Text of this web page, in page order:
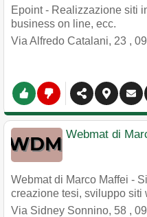
Epoint - Realizzazione siti
business on line, ecc.
Via Alfredo Catalani, 23 ,
Webmat di
Webmat di Marco Maffei -
creazione tesi, sviluppo siti
Via Sidney Sonnino, 58 ,